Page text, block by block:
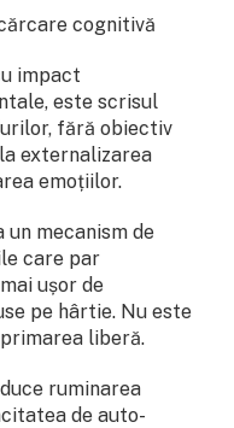
cognitivă
impact
este scrisul
fără obiectiv
externalizarea
emoțiilor.
mecanism de
care par
ușor de
pe hârtie. Nu este
liberă.
ruminarea
de auto-